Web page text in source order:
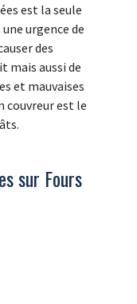
est la seule
urgence de
des
mais aussi de
et mauvaises
couvreur est le
sur Fours